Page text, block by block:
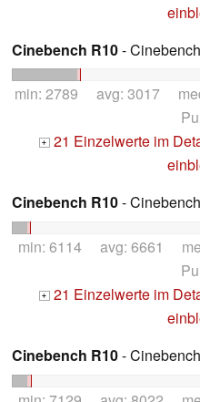
Cinebench R10-
min: 2789 avg: 3017
+ 21 Einzelwerte im
Cinebench R10-
min: 6114 avg: 6661
+ 21 Einzelwerte im
Cinebench R10-